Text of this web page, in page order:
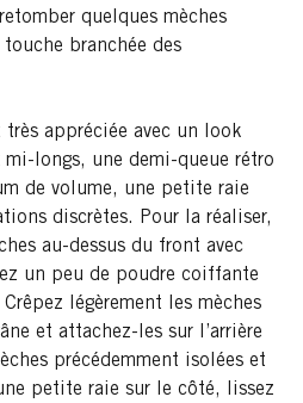
quelques mèches
branchée des
appréciée avec un look
mi-longs, une demi-queue rétro
de volume, une petite raie
discrètes. Pour la réaliser,
au-dessus du front avec
un peu de poudre coiffante
légèrement les mèches
et attachez-les sur l’arrière
précédemment isolées et
petite raie sur le côté, lissez